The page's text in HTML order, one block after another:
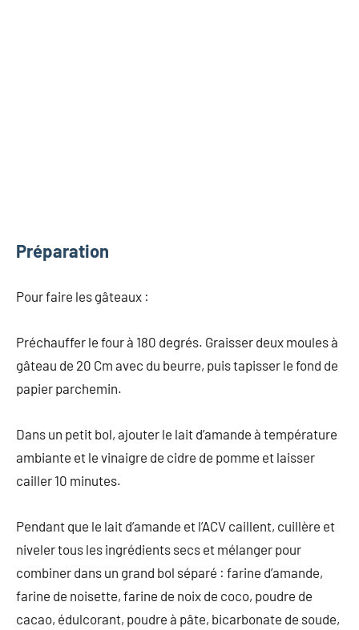
Préparation
Pour faire les gâteaux :
Préchauffer le four à 180 degrés. Graisser deux moules à
gâteau de 20 Cm avec du beurre, puis tapisser le fond de
papier parchemin.
Dans un petit bol, ajouter le lait d’amande à température
ambiante et le vinaigre de cidre de pomme et laisser
cailler 10 minutes.
Pendant que le lait d’amande et l’ACV caillent, cuillère et
niveler tous les ingrédients secs et mélanger pour
combiner dans un grand bol séparé : farine d’amande,
farine de noisette, farine de noix de coco, poudre de
cacao, édulcorant, poudre à pâte, bicarbonate de soude,